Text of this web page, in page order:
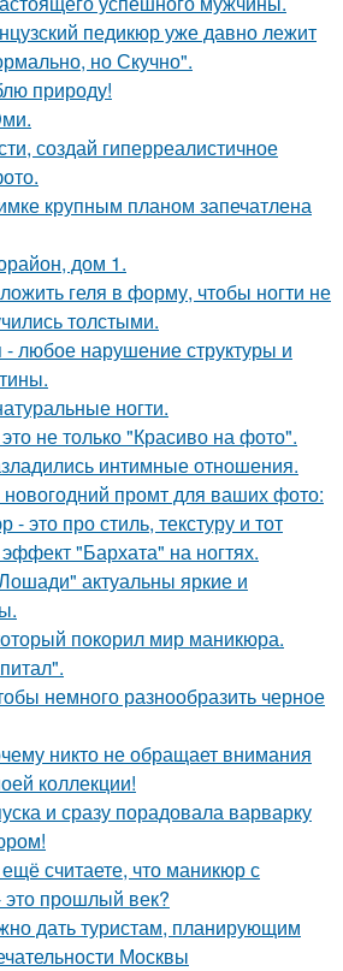
педикюр уже давно лежит
но Скучно".
природу!
создай гиперреалистичное
крупным планом запечатлена
дом 1.
геля в форму, чтобы ногти не
толстыми.
любое нарушение структуры и
ногти.
не только "Красиво на фото".
интимные отношения.
промт для ваших фото:
это про стиль, текстуру и тот
"Бархата" на ногтях.
актуальны яркие и
покорил мир маникюра.
немного разнообразить черное
никто не обращает внимания
коллекции!
и сразу порадовала варварку
считаете, что маникюр с
прошлый век?
дать туристам, планирующим
Москвы